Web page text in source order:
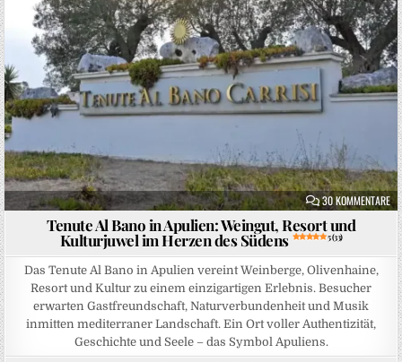
30 KOMMENTAREZU
Tenute Al Bano in Apulien: Weingut, Resort und
Kulturjuwel im Herzen des Südens 5 (33)
Das Tenute Al Bano in Apulien vereint Weinberge, Olivenhaine,
Resort und Kultur zu einem einzigartigen Erlebnis. Besucher
erwarten Gastfreundschaft, Naturverbundenheit und Musik
inmitten mediterraner Landschaft. Ein Ort voller Authentizität,
Geschichte und Seele – das Symbol Apuliens.